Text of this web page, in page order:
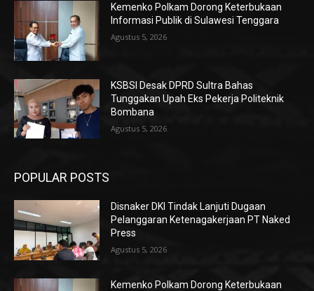
Kemenko Polkam Dorong Keterbukaan
Informasi Publik di Sulawesi Tenggara
Agustus 5, 2026
KSBSI Desak DPRD Sultra Bahas
Tunggakan Upah Eks Pekerja Politeknik
Bombana
Agustus 5, 2026
POPULAR POSTS
Disnaker DKI Tindak Lanjuti Dugaan
Pelanggaran Ketenagakerjaan PT Naked
Press
Agustus 5, 2026
Kemenko Polkam Dorong Keterbukaan